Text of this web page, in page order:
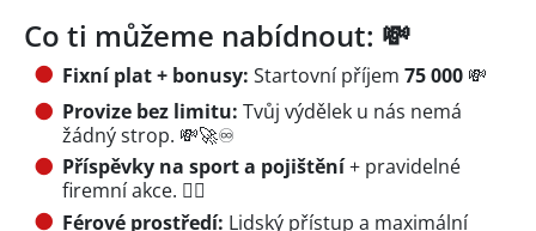
Co ti můžeme nabídnout: 💸
Fixní plat + bonusy: Startovní příjem 75 000 💸
Provize bez limitu: Tvůj výdělek u nás nemá
žádný strop. 💸🚀♾️
Příspěvky na sport a pojištění+ pravidelné
firemní akce. 🏋️‍♂️
Férové prostředí: Lidský přístup a maximální